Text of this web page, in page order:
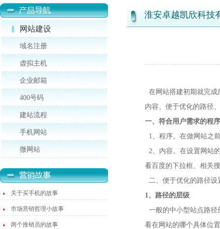
网站建设
域名注册
虚拟主机
企业邮箱
400号码
建站流程
手机网站
微网站
关于买手机的故事
市场营销哲理小故事
两个推销员的故事
淮安卓越凯欣科技
在网站搭建初期就完成
内容、便于优化的路径
一、符合用户需求的程
1、程序。在做网站之
2、内容。在设置网站
看百度的下拉框、相关
二、便于优化的路径设
1、路径的层级
一般的中小型站点路径
看在网站的哪个具体位